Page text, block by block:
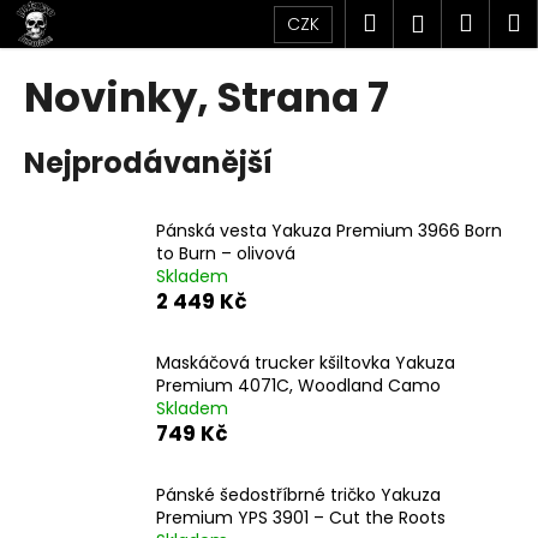
Přejít
na
obsah
CZK Hledat
Novinky, Strana 7
Nejprodávanější
Pánská vesta Yakuza Premium 3966 Born
to Burn – olivová
Skladem
2 449 Kč
Maskáčová trucker kšiltovka Yakuza
Premium 4071C, Woodland Camo
Skladem
749 Kč
Pánské šedostříbrné tričko Yakuza
Premium YPS 3901 – Cut the Roots
K
o
o